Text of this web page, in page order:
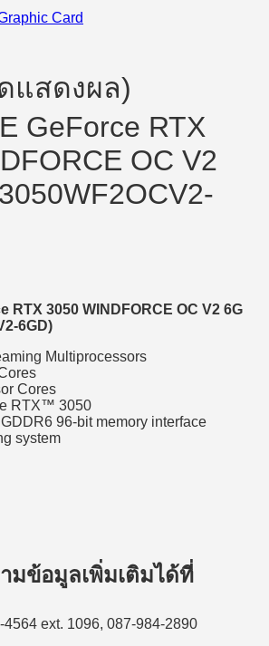
Card
แสดงผล)
GeForce RTX
OC V2
RTX 3050 WINDFORCE OC V2 6G
6GD)
Multiprocessors
Cores
RTX™ 3050
96-bit memory interface
system
มข้อมูลเพิ่มเติมได้ที่
ext. 1096, 087-984-2890